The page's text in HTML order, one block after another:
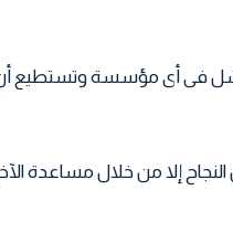
فى أى مؤسسة
إلا من خلال مساعدة